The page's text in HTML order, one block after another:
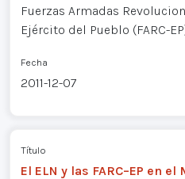
Fuerzas Armadas
Ejército del Pueblo (FARC-
Fecha
2011-12-07
Título
El ELN y las FARC–EP en